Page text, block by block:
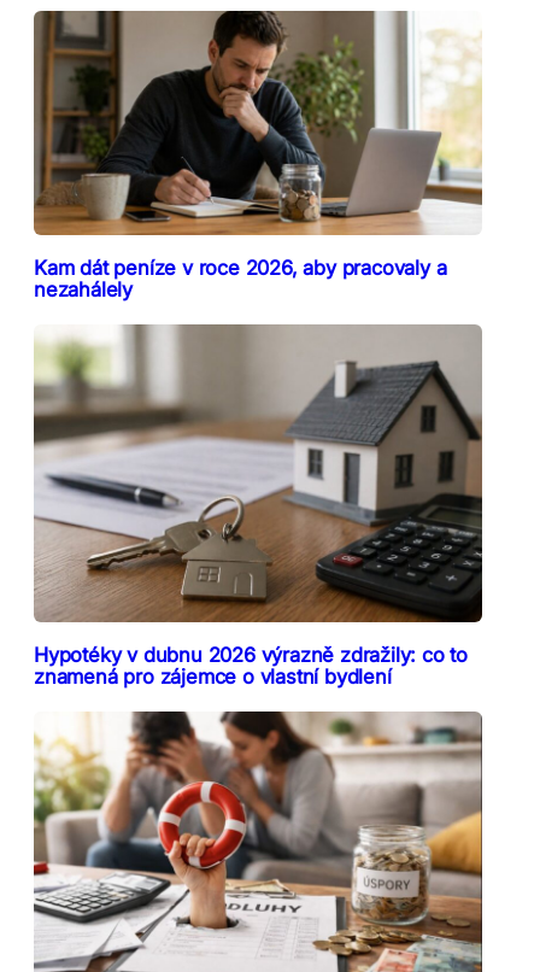
Kam dát peníze v roce 2026, aby pracovaly a
nezahálely
Hypotéky v dubnu 2026 výrazně zdražily: co to
znamená pro zájemce o vlastní bydlení